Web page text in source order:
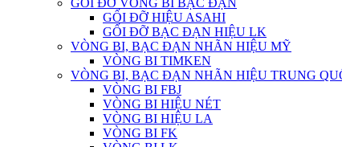
GỐI ĐỠ VÒNG BI BẠC ĐẠN
GỐI ĐỠ HIỆU ASAHI
GỐI ĐỠ BẠC ĐẠN HIỆU LK
VÒNG BI, BẠC ĐẠN NHÃN HIỆU MỸ
VÒNG BI TIMKEN
VÒNG BI, BẠC ĐẠN NHÃN HIỆU TRUNG
VÒNG BI FBJ
VÒNG BI HIỆU NÉT
VÒNG BI HIỆU LA
VÒNG BI FK